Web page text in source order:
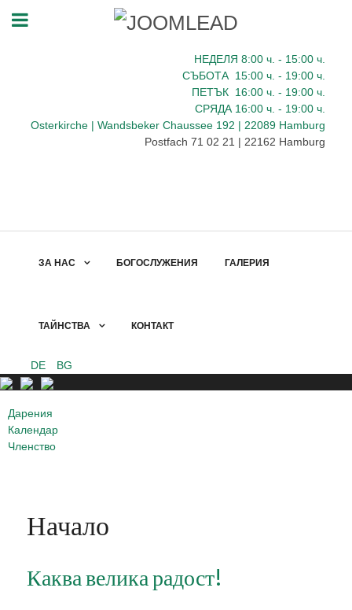
НЕДЕЛЯ 8:00 ч. - 15:00 ч.
СЪБОТА 15:00 ч. - 19:00 ч.
ПЕТЪК 16:00 ч. - 19:00 ч.
СРЯДА 16:00 ч. - 19:00 ч.
Osterkirche | Wandsbeker Chaussee 192 | 22089 Hamburg
Postfach 71 02 21 | 22162 Hamburg
ЗА НАС БОГОСЛУЖЕНИЯ ГАЛЕРИЯ
ТАЙНСТВА КОНТАКТ
DE BG
Дарения
Календар
Членство
Начало
Каква велика радост!